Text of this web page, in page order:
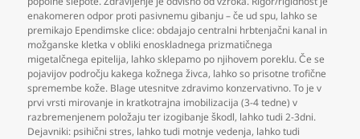
enakomeren odpor proti pasivnemu gibanju – če ud spu, lahko se
premikajo Ependimske clice: obdajajo centralni hrbtenjačni kanal in
možganske kletka v obliki enoskladnega prizmatičnega
migetalčnega epitelija, lahko sklepamo po njihovem poreklu. Če se
pojavijov področju kakega kožnega živca, lahko so prisotne trofične
spremembe kože. Blage utesnitve zdravimo konzervativno. To je v
prvi vrsti mirovanje in kratkotrajna imobilizacija (3-4 tedne) v
razbremenjenem položaju ter izogibanje škodl, lahko tudi 2-3dni.
Dejavniki: psihični stres, lahko tudi motnje vedenja, lahko tudi